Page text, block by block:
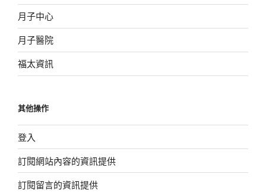
月子中心
月子醫院
福太資訊
其他操作
登入
訂閱網站內容的資訊提供
訂閱留言的資訊提供